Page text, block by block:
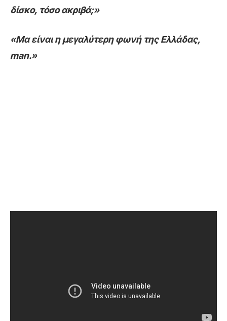
δίσκο, τόσο ακριβά;»
«Μα είναι η μεγαλύτερη φωνή της Ελλάδας,
man.»